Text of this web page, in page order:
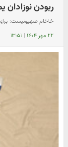
ربودن
خاخام صهیونیست:
۲۲ مهر ۱۴۰۴ | ۱۳:۵۱